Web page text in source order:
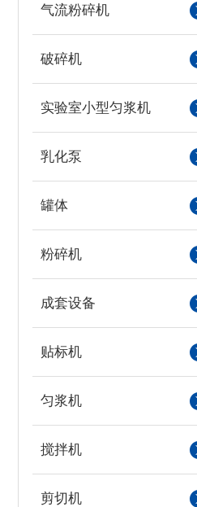
气流粉碎机
破碎机
实验室小型匀浆机
乳化泵
罐体
粉碎机
成套设备
贴标机
匀浆机
搅拌机
剪切机